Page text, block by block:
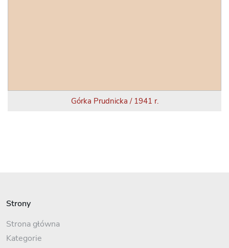
Górka Prudnicka / 1941 r.
Strony
Strona główna
Kategorie